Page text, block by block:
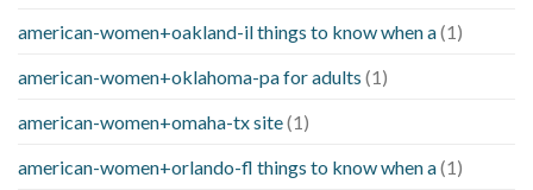
american-women+oakland-il things to know when a(1)
american-women+oklahoma-pa for adults (1)
american-women+omaha-tx site(1)
american-women+orlando-fl things to know when a(1)